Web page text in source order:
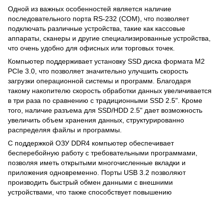
Одной из важных особенностей является наличие
последовательного порта RS-232 (COM), что позволяет
подключать различные устройства, такие как кассовые
аппараты, сканеры и другие специализированные устройства,
что очень удобно для офисных или торговых точек.
Компьютер поддерживает установку SSD диска формата М2
PCIe 3.0, что позволяет значительно улучшить скорость
загрузки операционной системы и программ. Благодаря
такому накопителю скорость обработки данных увеличивается
в три раза по сравнению с традиционными SSD 2.5". Кроме
того, наличие разъема для SSD/HDD 2.5" дает возможность
увеличить объем хранения данных, структурированно
распределяя файлы и программы.
С поддержкой ОЗУ DDR4 компьютер обеспечивает
бесперебойную работу с требовательными программами,
позволяя иметь открытыми многочисленные вкладки и
приложения одновременно. Порты USB 3.2 позволяют
производить быстрый обмен данными с внешними
устройствами, что также способствует повышению